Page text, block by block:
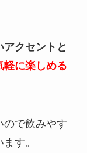
クセントと
軽に楽しめる
ので飲みやす
す。